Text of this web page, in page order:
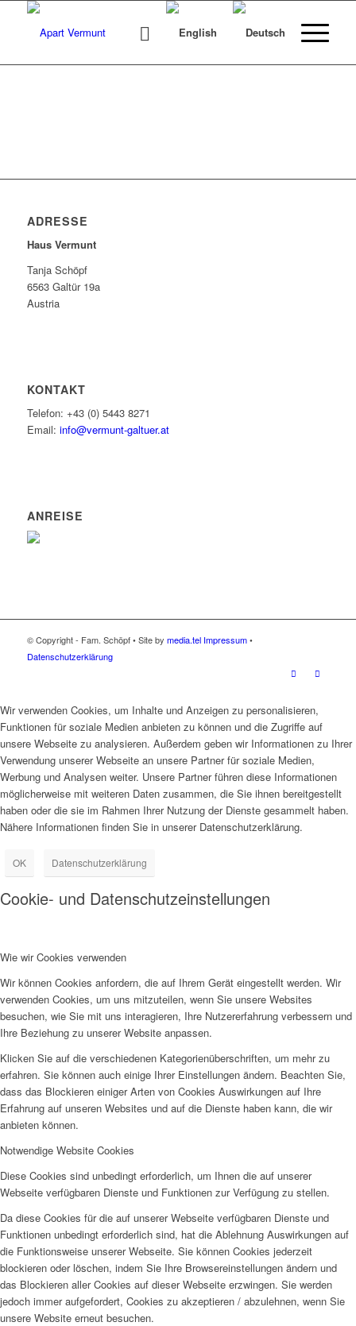
ADRESSE
Haus Vermunt
Tanja Schöpf
6563 Galtür 19a
Austria
KONTAKT
Telefon: +43 (0) 5443 8271
Email: info@vermunt-galtuer.at
ANREISE
© Copyright - Fam. Schöpf • Site by media.tel Impressum•
Datenschutzerklärung
Wir verwenden Cookies, um Inhalte und Anzeigen zu personalisieren,
Funktionen für soziale Medien anbieten zu können und die Zugriffe auf
unsere Webseite zu analysieren. Außerdem geben wir Informationen zu Ihrer
Verwendung unserer Webseite an unsere Partner für soziale Medien,
Werbung und Analysen weiter. Unsere Partner führen diese Informationen
möglicherweise mit weiteren Daten zusammen, die Sie ihnen bereitgestellt
haben oder die sie im Rahmen Ihrer Nutzung der Dienste gesammelt haben.
Nähere Informationen finden Sie in unserer Datenschutzerklärung.
OK Datenschutzerklärung
Cookie- und Datenschutzeinstellungen
Wie wir Cookies verwenden
Wir können Cookies anfordern, die auf Ihrem Gerät eingestellt werden. Wir
verwenden Cookies, um uns mitzuteilen, wenn Sie unsere Websites
besuchen, wie Sie mit uns interagieren, Ihre Nutzererfahrung verbessern und
Ihre Beziehung zu unserer Website anpassen.
Klicken Sie auf die verschiedenen Kategorienüberschriften, um mehr zu
erfahren. Sie können auch einige Ihrer Einstellungen ändern. Beachten Sie,
dass das Blockieren einiger Arten von Cookies Auswirkungen auf Ihre
Erfahrung auf unseren Websites und auf die Dienste haben kann, die wir
anbieten können.
Notwendige Website Cookies
Diese Cookies sind unbedingt erforderlich, um Ihnen die auf unserer
Webseite verfügbaren Dienste und Funktionen zur Verfügung zu stellen.
Da diese Cookies für die auf unserer Webseite verfügbaren Dienste und
Funktionen unbedingt erforderlich sind, hat die Ablehnung Auswirkungen auf
die Funktionsweise unserer Webseite. Sie können Cookies jederzeit
blockieren oder löschen, indem Sie Ihre Browsereinstellungen ändern und
das Blockieren aller Cookies auf dieser Webseite erzwingen. Sie werden
jedoch immer aufgefordert, Cookies zu akzeptieren / abzulehnen, wenn Sie
unsere Website erneut besuchen.